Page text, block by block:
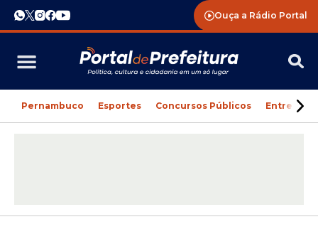
Ouça a Rádio Portal
Pernambuco Esportes Concursos Públicos